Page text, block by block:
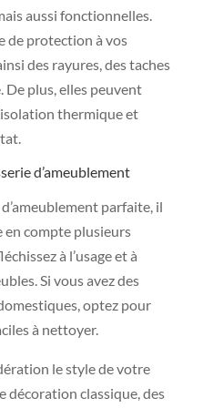
aussi fonctionnelles.
de protection à vos
des rayures, des taches
De plus, elles peuvent
thermique et
d’ameublement
parfaite, il
compte plusieurs
à l’usage et à
Si vous avez des
optez pour
à nettoyer.
le style de votre
décoration classique, des